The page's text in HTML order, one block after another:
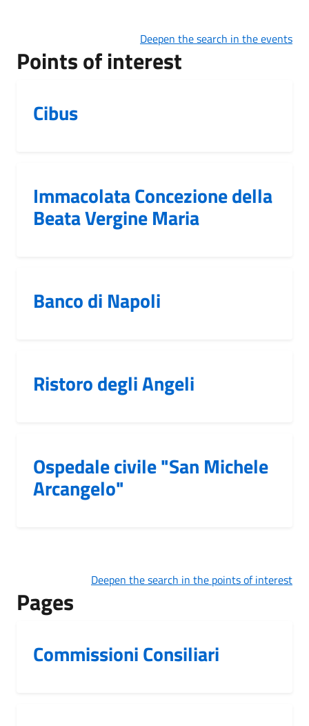
Deepen the search in the events
Points of interest
Cibus
Immacolata Concezione della
Beata Vergine Maria
Banco di Napoli
Ristoro degli Angeli
Ospedale civile "San Michele
Arcangelo"
Deepen the search in the points of interest
Pages
Commissioni Consiliari